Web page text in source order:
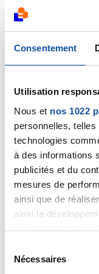
Consentement
Utilisation
Nous et nos 1022
personnelles,
technologies
à des informations
publicités et du
mesures de
ainsi que de
ainsi le
quant à l'utilisation
tout moment en
Nécessaires
votre
<p>Je
certain de
avec des
symptômes
qui vous a
<p>Parce que
cancer qui
certainement
<p>Quoiqu'il